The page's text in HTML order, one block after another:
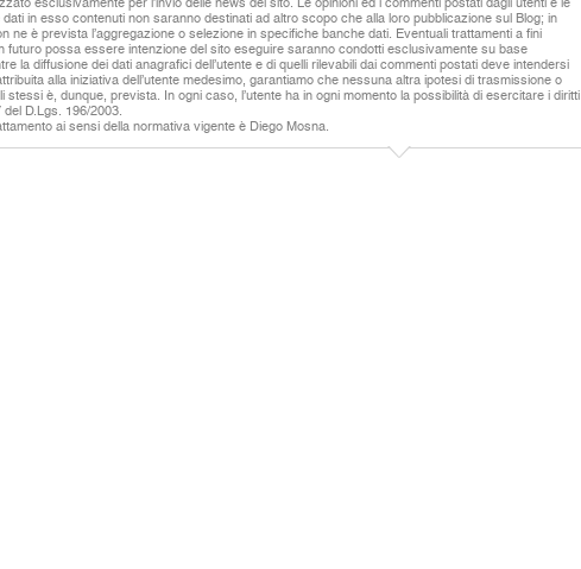
dati in esso contenuti non saranno destinati ad altro scopo che alla loro pubblicazione sul Blog; in
ne è prevista l’aggregazione o selezione in specifiche banche dati. Eventuali trattamenti a fini
futuro possa essere intenzione del sito eseguire saranno condotti esclusivamente su base
la diffusione dei dati anagrafici dell’utente e di quelli rilevabili dai commenti postati deve intendersi
alla iniziativa dell’utente medesimo, garantiamo che nessuna altra ipotesi di trasmissione o
stessi è, dunque, prevista. In ogni caso, l’utente ha in ogni momento la possibilità di esercitare i diritti
del D.Lgs. 196/2003.
ai sensi della normativa vigente è Diego Mosna.